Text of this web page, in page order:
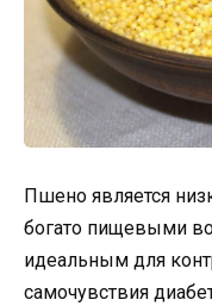
Пшено является
богато пищевыми
идеальным для
самочувствия